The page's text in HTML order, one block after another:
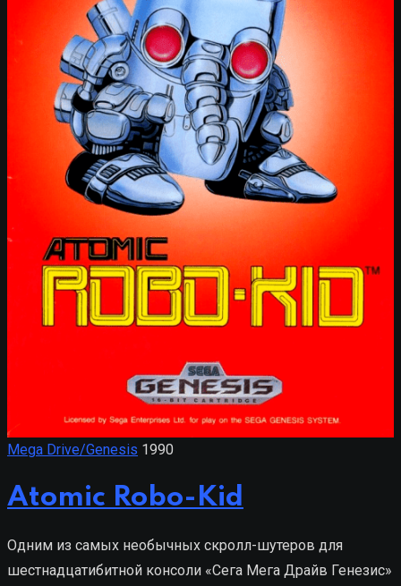
Mega Drive/Genesis 1990
Atomic Robo-Kid
Одним из самых необычных скролл-шутеров для
шестнадцатибитной консоли «Сега Мега Драйв Генезис»